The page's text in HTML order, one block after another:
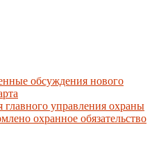
обсуждения нового
главного управления охраны
охранное обязательство